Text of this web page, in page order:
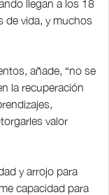
llegan a los 18
de vida, y muchos
añade, “no se
la recuperación
valor
y arrojo para
capacidad para